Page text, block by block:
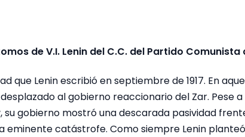
de V.I. Lenin del C.C. del Partido Comunista
que Lenin escribió en septiembre de 1917. En
al gobierno reaccionario del Zar. Pese
su gobierno mostró una descarada pasividad
eminente catástrofe. Como siempre Lenin